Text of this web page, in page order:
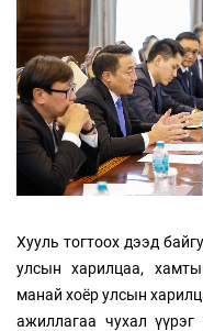
Хууль тогтоох дээд
улсын харилцаа,
манай хоёр улсын
ажиллагаа чухал